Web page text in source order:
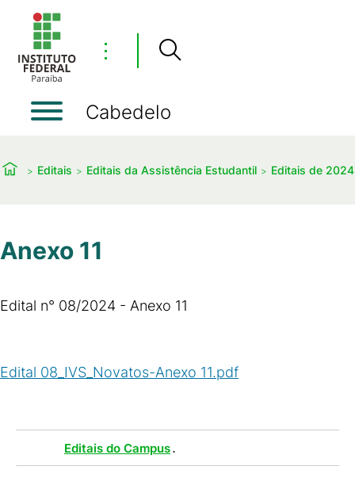
⋮
Cabedelo
Editais Editais da Assistência Estudantil Editais de 2024
Anexo 11
Edital n° 08/2024 - Anexo 11
Edital 08_IVS_Novatos-Anexo 11.pdf
Editais do Campus.